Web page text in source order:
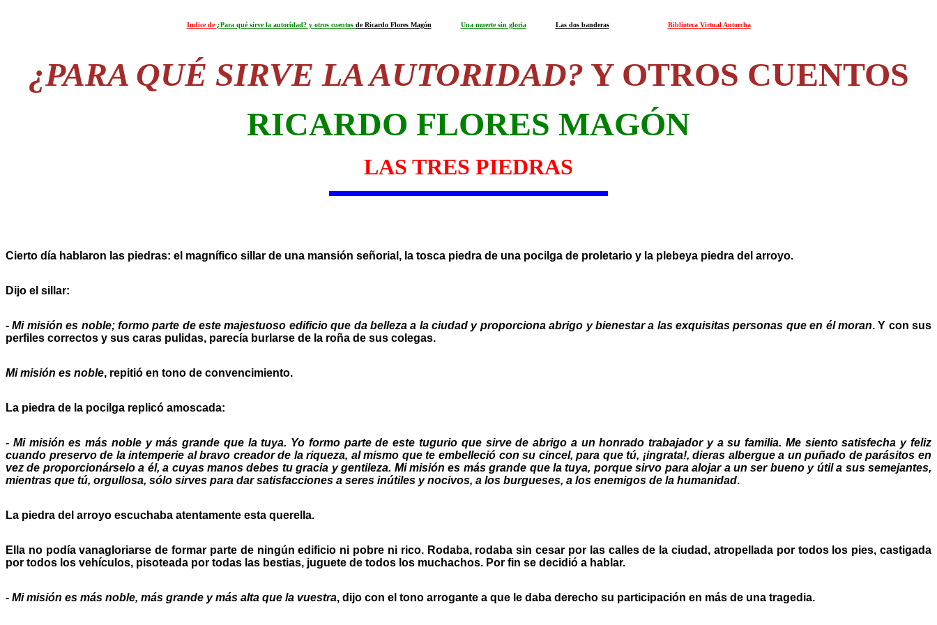
Indice de ¿Para qué sirve la autoridad? y otros cuentos de Ricardo Flores Magón Una muerte sin gloria Las dos banderas Biblioteca Virtual Antorcha
¿PARA QUÉ SIRVE LA AUTORIDAD? Y OTROS CUENTOS
RICARDO FLORES MAGÓN
LAS TRES PIEDRAS
Cierto día hablaron las piedras: el magnífico sillar de una mansión señorial, la tosca piedra de una pocilga de proletario y la plebeya piedra del arroyo.
Dijo el sillar:
-Mi misión es noble; formo parte de este majestuoso edificio que da belleza a la ciudad y proporciona abrigo y bienestar a las exquisitas personas que en él moran. Y con sus
perfiles correctos y sus caras pulidas, parecía burlarse de la roña de sus colegas.
Mi misión es noble, repitió en tono de convencimiento.
La piedra de la pocilga replicó amoscada:
- Mi misión es más noble y más grande que la tuya. Yo formo parte de este tugurio que sirve de abrigo a un honrado trabajador y a su familia. Me siento satisfecha y feliz
cuando preservo de la intemperie al bravo creador de la riqueza, al mismo que te embelleció con su cincel, para que tú, ¡ingrata!, dieras albergue a un puñado de parásitos en
vez de proporcionárselo a él, a cuyas manos debes tu gracia y gentileza. Mi misión es más grande que la tuya, porque sirvo para alojar a un ser bueno y útil a sus semejantes,
mientras que tú, orgullosa, sólo sirves para dar satisfacciones a seres inútiles y nocivos, a los burgueses, a los enemigos de la humanidad.
La piedra del arroyo escuchaba atentamente esta querella.
Ella no podía vanagloriarse de formar parte de ningún edificio ni pobre ni rico. Rodaba, rodaba sin cesar por las calles de la ciudad, atropellada por todos los pies, castigada
por todos los vehículos, pisoteada por todas las bestias, juguete de todos los muchachos. Por fin se decidió a hablar.
- Mi misión es más noble, más grande y más alta que la vuestra, dijo con el tono arrogante a que le daba derecho su participación en más de una tragedia.